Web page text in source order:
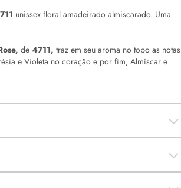
unissex floral amadeirado almiscarado. Uma
de 4711, traz em seu aroma no topo as notas
e Violeta no coração e por fim, Almíscar e